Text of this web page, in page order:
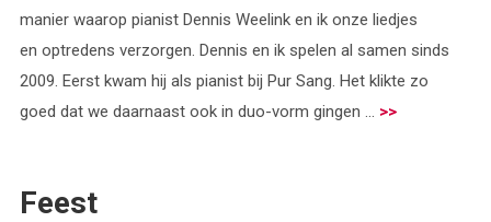
manier waarop pianist Dennis Weelink en ik onze liedjes
en optredens verzorgen. Dennis en ik spelen al samen sinds
2009. Eerst kwam hij als pianist bij Pur Sang. Het klikte zo
goed dat we daarnaast ook in duo-vorm gingen ... >>
Feest